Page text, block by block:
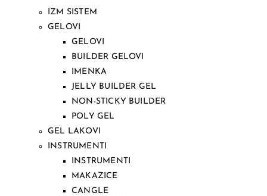
IZM SISTEM
GELOVI
GELOVI
BUILDER GELOVI
IMENKA
JELLY BUILDER GEL
NON-STICKY BUILDER
POLY GEL
GEL LAKOVI
INSTRUMENTI
INSTRUMENTI
MAKAZICE
CANGLE